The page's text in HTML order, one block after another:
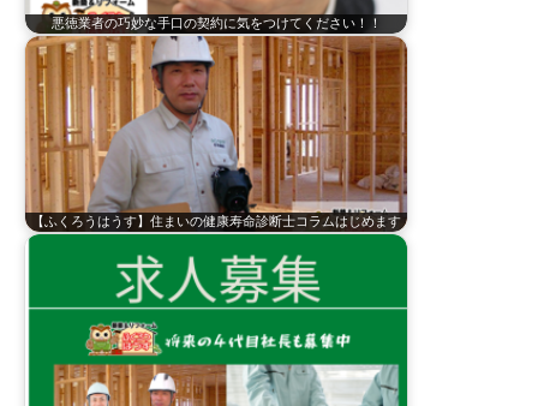
悪徳業者の巧妙な手口の契約に気をつけてください！！
【ふくろうはうす】住まいの健康寿命診断士コラムはじめます